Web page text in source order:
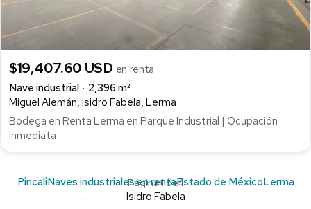
$19,407.60 USD en renta
Nave industrial
2,396 m²
Miguel Alemán, Isidro Fabela, Lerma
Bodega en Renta Lerma en Parque Industrial | Ocupación
Inmediata
Página 1 de 1
PincaliNaves industriales en rentaEstado de MéxicoLerma
Isidro Fabela